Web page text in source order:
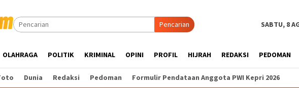
Pencarian SABTU, 8
OLAHRAGA POLITIK KRIMINAL OPINI PROFIL HIJRAH REDAKSI PEDOMAN
Dunia Redaksi Pedoman Formulir Pendataan Anggota PWI Kepri 2026